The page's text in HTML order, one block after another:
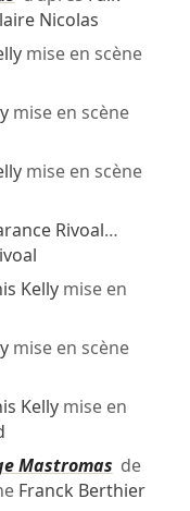
Nicolas
mise en scène
mise en scène
mise en scène
Rivoal…
Kellymise en
mise en scène
Kellymise en
Mastromas de
Franck Berthier